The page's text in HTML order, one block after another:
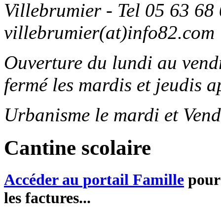
Villebrumier - Tel 05 63
villebrumier(at)info82.com
Ouverture du lundi au
fermé les mardis et jeudis
Urbanisme le mardi et
Cantine scolaire
Accéder au portail Famille
les factures...